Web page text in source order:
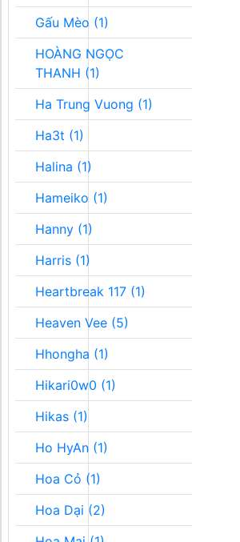
Gấu Mèo (1)
HOÀNG NGỌC
THANH (1)
Ha Trung Vuong (1)
Ha3t (1)
Halina (1)
Hameiko (1)
Hanny (1)
Harris (1)
Heartbreak 117 (1)
Heaven Vee (5)
Hhongha (1)
Hikari0w0 (1)
Hikas (1)
Ho HyAn (1)
Hoa Cỏ (1)
Hoa Dại (2)